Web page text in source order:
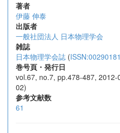
著者
伊藤 伸泰
出版者
一般社団法人 日本物理学会
雑誌
日本物理学会誌 (ISSN:00290181
巻号頁・発行日
vol.67, no.7, pp.478-487,
02)
参考文献数
61